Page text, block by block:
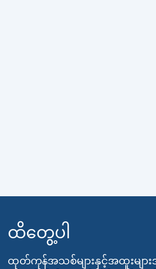
ထိတွေ့ပါ
ထုတ်ကုန်အသစ်များနှင့်အထူးများ